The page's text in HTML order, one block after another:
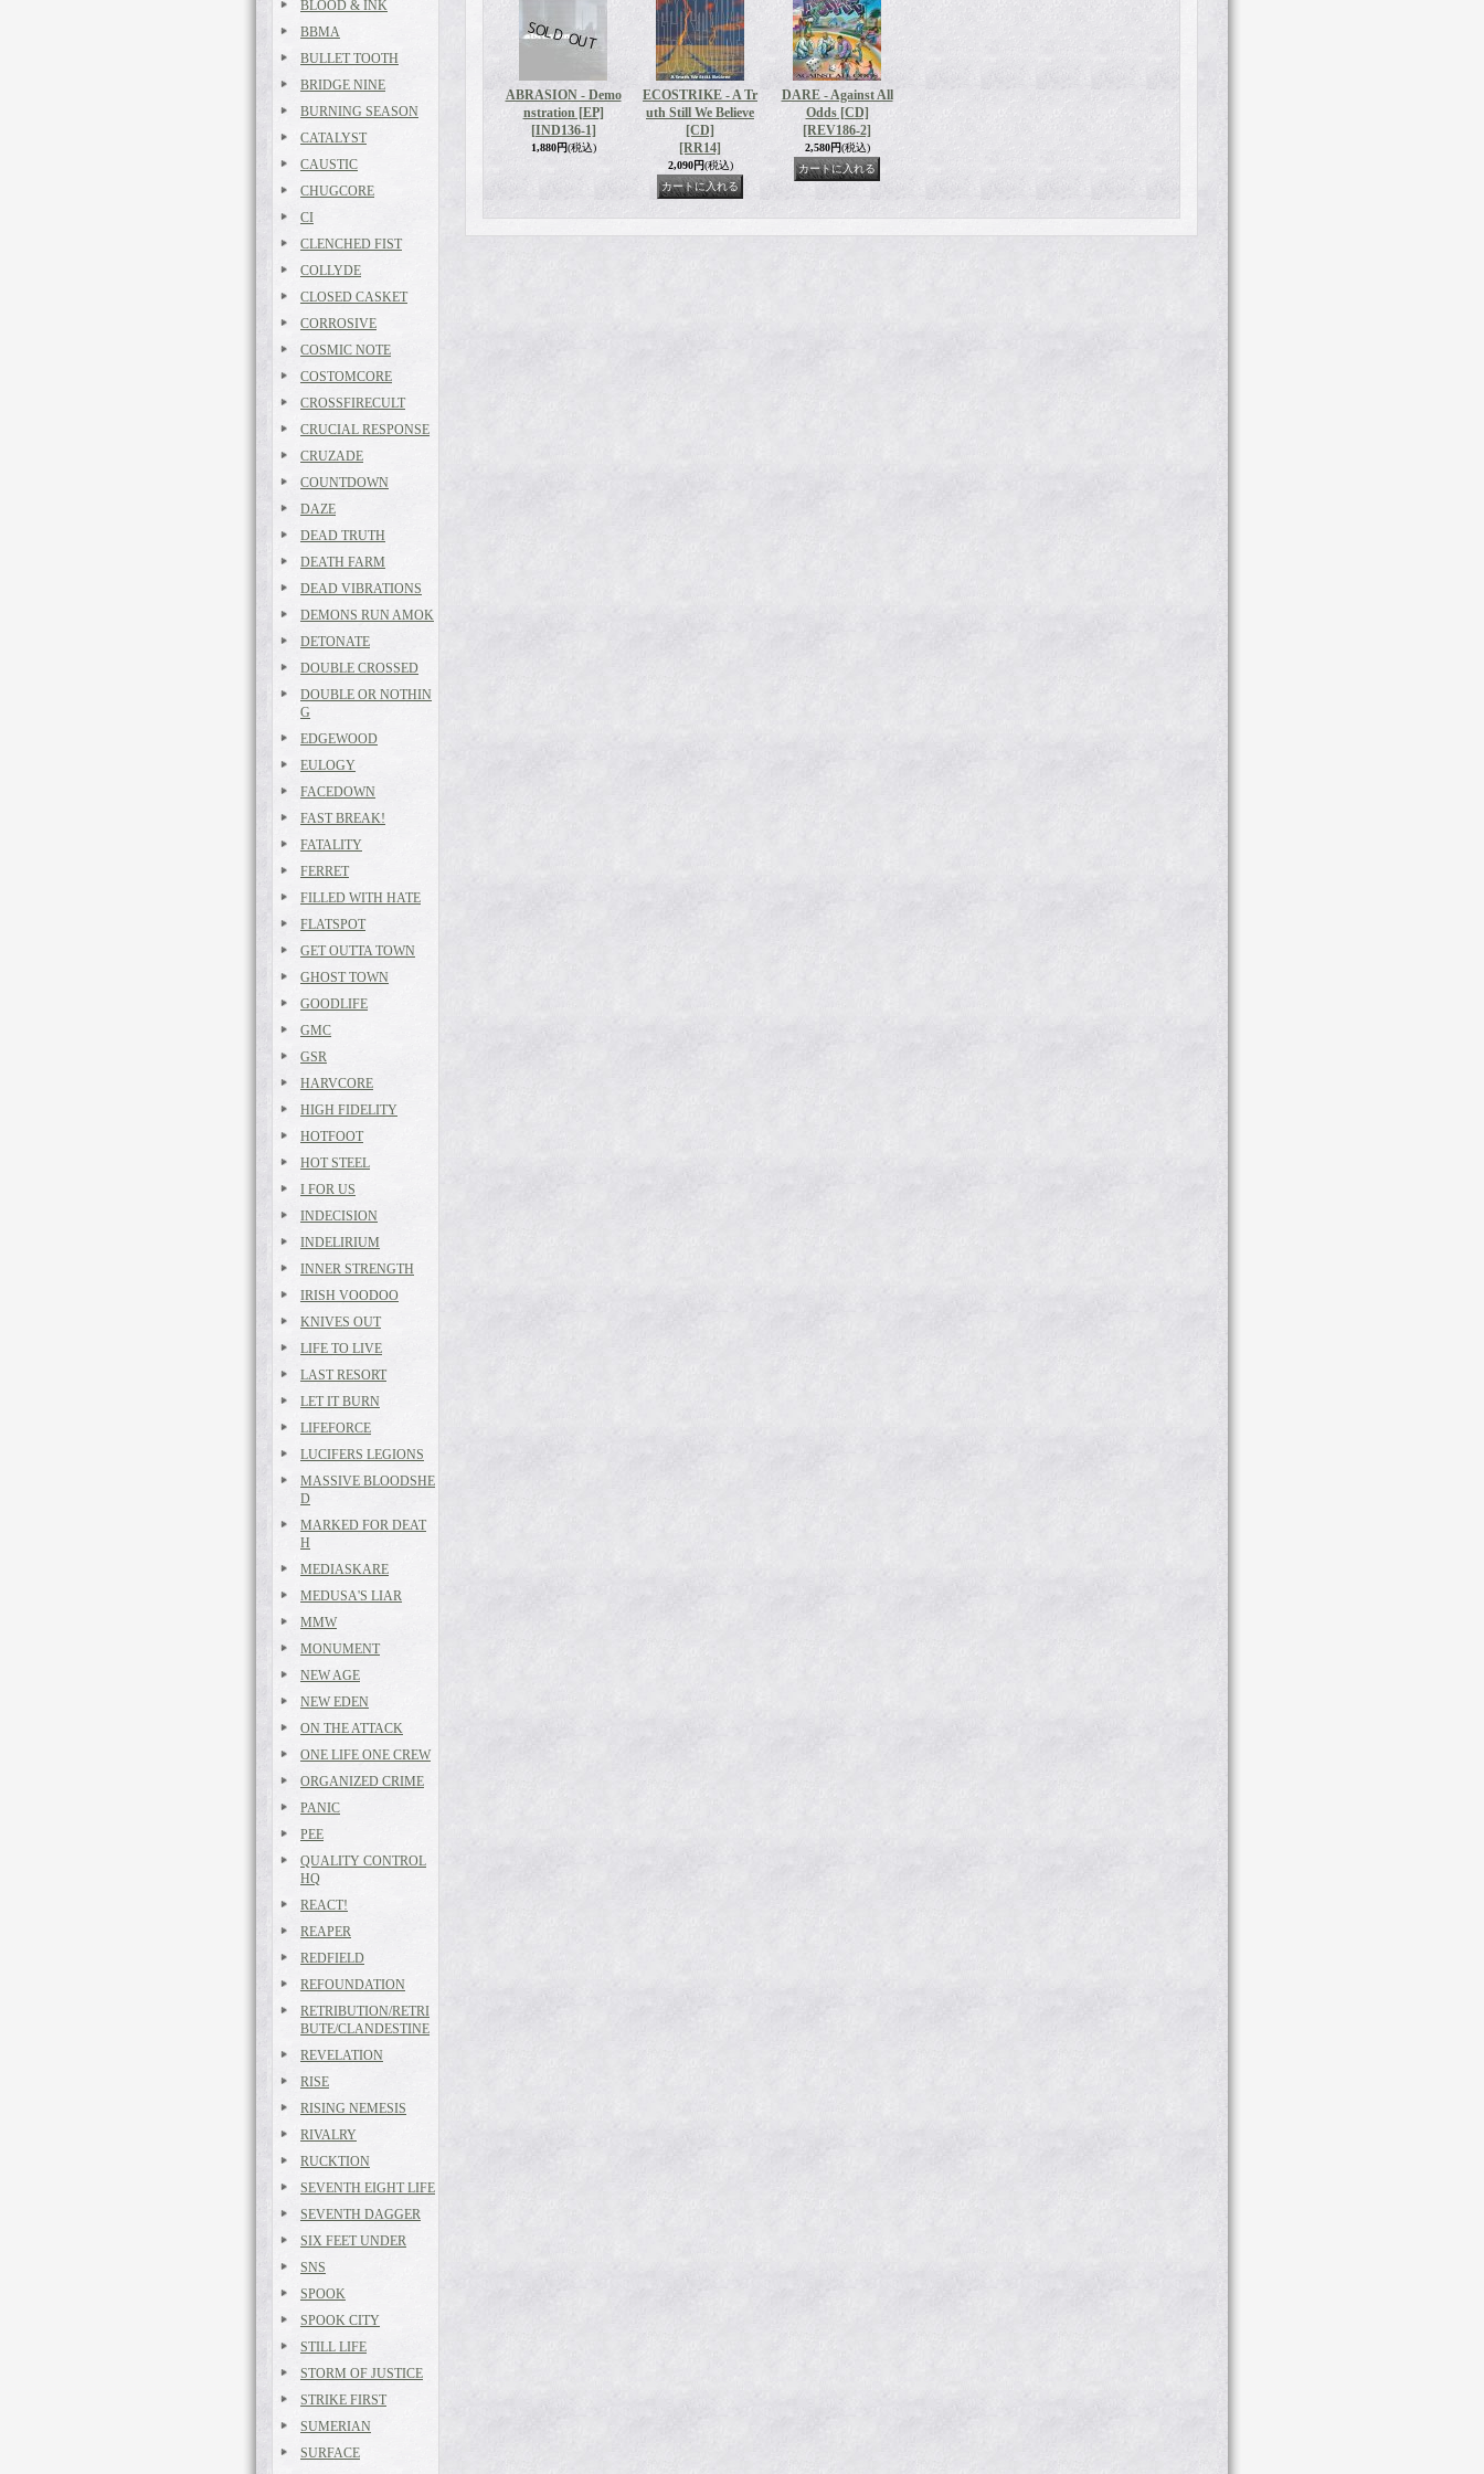
BLOOD & INK
BBMA
BULLET TOOTH
BRIDGE NINE
BURNING SEASON
CATALYST
CAUSTIC
CHUGCORE
CI
CLENCHED FIST
COLLYDE
CLOSED CASKET
CORROSIVE
COSMIC NOTE
COSTOMCORE
CROSSFIRECULT
CRUCIAL RESPONSE
CRUZADE
COUNTDOWN
DAZE
DEAD TRUTH
DEATH FARM
DEAD VIBRATIONS
DEMONS RUN AMOK
DETONATE
DOUBLE CROSSED
DOUBLE OR NOTHIN
G
EDGEWOOD
EULOGY
FACEDOWN
FAST BREAK!
FATALITY
FERRET
FILLED WITH HATE
FLATSPOT
GET OUTTA TOWN
GHOST TOWN
GOODLIFE
GMC
GSR
HARVCORE
HIGH FIDELITY
HOTFOOT
HOT STEEL
I FOR US
INDECISION
INDELIRIUM
INNER STRENGTH
IRISH VOODOO
KNIVES OUT
LIFE TO LIVE
LAST RESORT
LET IT BURN
LIFEFORCE
LUCIFERS LEGIONS
MASSIVE BLOODSHE
D
MARKED FOR DEAT
H
MEDIASKARE
MEDUSA'S LIAR
MMW
MONUMENT
NEW AGE
NEW EDEN
ON THE ATTACK
ONE LIFE ONE CREW
ORGANIZED CRIME
PANIC
PEE
QUALITY CONTROL
HQ
REACT!
REAPER
REDFIELD
REFOUNDATION
RETRIBUTION/RETRI
BUTE/CLANDESTINE
REVELATION
RISE
RISING NEMESIS
RIVALRY
RUCKTION
SEVENTH EIGHT LIFE
SEVENTH DAGGER
SIX FEET UNDER
SNS
SPOOK
SPOOK CITY
STILL LIFE
STORM OF JUSTICE
STRIKE FIRST
SUMERIAN
SURFACE
ABRASION - Demo
nstration [EP]
[IND136-1]
1,880円(税込)
ECOSTRIKE - A Tr
uth Still We Believe
[CD]
[RR14]
2,090円(税込)
DARE - Against All
Odds [CD]
[REV186-2]
2,580円(税込)